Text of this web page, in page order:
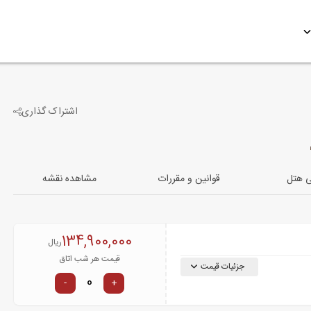
اشتراک گذاری
هتل قوانین و مقررات مشاهده نقشه
جزئیات قیمت
134,900,000ریال
قیمت هر شب اتاق
+
-